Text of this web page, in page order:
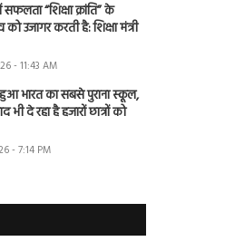
सफलता “शिक्षा क्रांति” के
को उजागर करती है: शिक्षा मंत्री
- 11:43 AM
भारत का सबसे पुराना स्कूल,
भी दे रहा है हजारों छात्रों को
- 7:14 PM